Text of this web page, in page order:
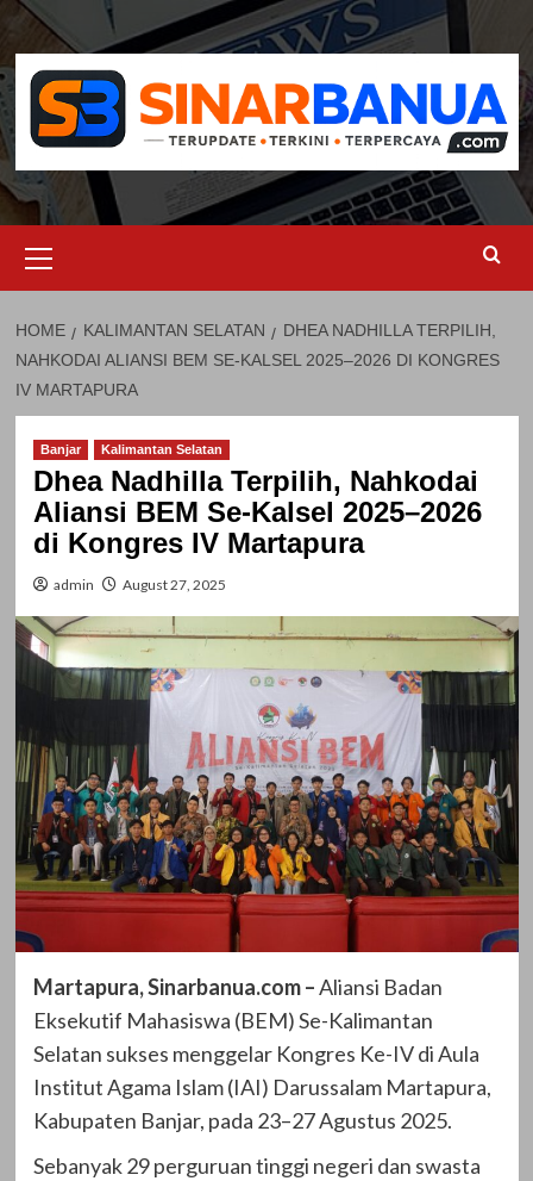
Skip
content
Menu
HOME KALIMANTAN SELATAN
DHEA NADHILLA TERPILIH,
NAHKODAI ALIANSI BEM SE-KALSEL 2025–2026 DI KONGRES
IV MARTAPURA
Banjar Kalimantan Selatan
Dhea Nadhilla Terpilih, Nahkodai
Aliansi BEM Se-Kalsel 2025–2026
di Kongres IV Martapura
admin August 27, 2025
Martapura, Sinarbanua.com –Aliansi Badan
Eksekutif Mahasiswa (BEM) Se-Kalimantan
Selatan sukses menggelar Kongres Ke-IV di Aula
Institut Agama Islam (IAI) Darussalam Martapura,
Kabupaten Banjar, pada 23–27 Agustus 2025.
Sebanyak 29 perguruan tinggi negeri dan swasta